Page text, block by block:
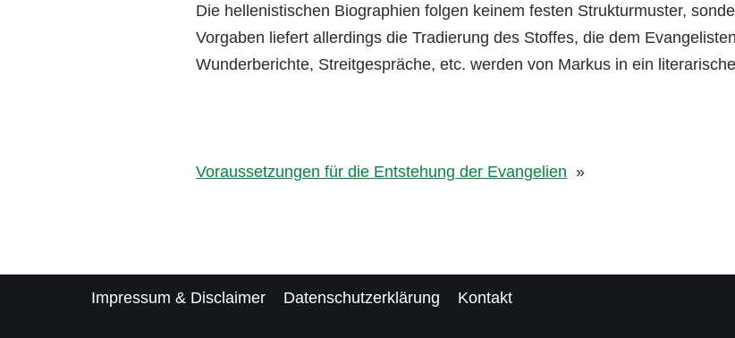
Die hellenistischen Biographien folgen keinem festen Strukturmuster,
Vorgaben liefert allerdings die Tradierung des Stoffes, die dem
Wunderberichte, Streitgespräche, etc. werden von Markus in ein
Voraussetzungen für die Entstehung der Evangelien »
Impressum & Disclaimer Datenschutzerklärung Kontakt